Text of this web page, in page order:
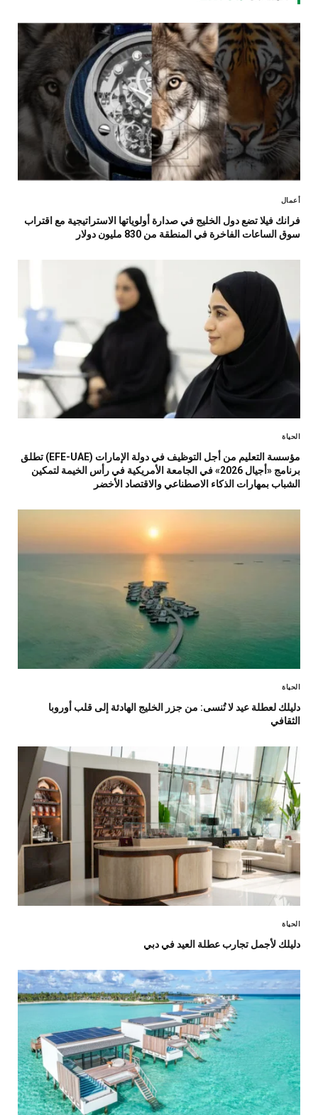
أعمال
فرانك فيلا تضع دول الخليج في صدارة أولوياتها الاستراتيجية مع اقتراب
سوق الساعات الفاخرة في المنطقة من 830 مليون دولار
الحياة
مؤسسة التعليم من أجل التوظيف في دولة الإمارات (EFE-UAE) تطلق
برنامج «أجيال 2026» في الجامعة الأمريكية في رأس الخيمة لتمكين
الشباب بمهارات الذكاء الاصطناعي والاقتصاد الأخضر
الحياة
دليلك لعطلة عيد لا تُنسى: من جزر الخليج الهادئة إلى قلب أوروبا
الثقافي
الحياة
دليلك لأجمل تجارب عطلة العيد في دبي